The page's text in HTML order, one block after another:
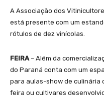
A Associação dos
está presente com um
rótulos de dez vinícolas.
FEIRA – Além da
do Paraná conta com um
para aulas-show de culinária
feira ou cultivares